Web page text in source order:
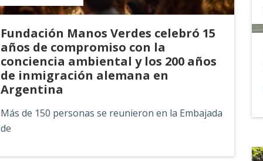
Fundación Manos Verdes celebró 15
años de compromiso con la
conciencia ambiental y los 200 años
de inmigración alemana en
Argentina
Más de 150 personas se reunieron en la Embajada
de